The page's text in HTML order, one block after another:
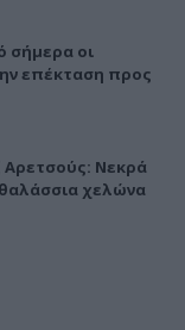
σήμερα οι
επέκταση προς
Αρετσούς: Νεκρά
θαλάσσια χελώνα